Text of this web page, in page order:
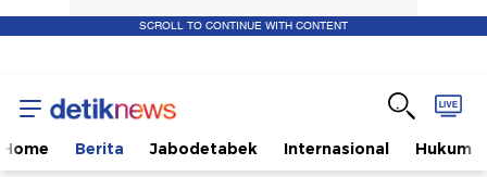
SCROLL TO CONTINUE WITH CONTENT
Home Berita Jabodetabek Internasional Hukum